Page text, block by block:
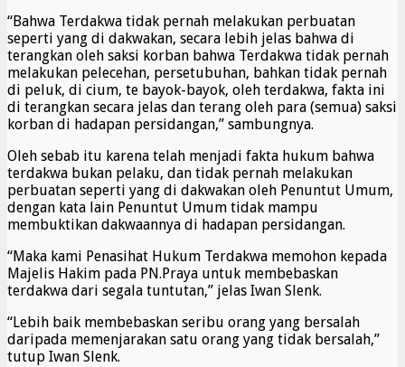
“Bahwa Terdakwa tidak pernah melakukan perbuatan
seperti yang di dakwakan, secara lebih jelas bahwa di
terangkan oleh saksi korban bahwa Terdakwa tidak pernah
melakukan pelecehan, persetubuhan, bahkan tidak pernah
di peluk, di cium, te bayok-bayok, oleh terdakwa, fakta ini
di terangkan secara jelas dan terang oleh para (semua) saksi
korban di hadapan persidangan,” sambungnya.
Oleh sebab itu karena telah menjadi fakta hukum bahwa
terdakwa bukan pelaku, dan tidak pernah melakukan
perbuatan seperti yang di dakwakan oleh Penuntut Umum,
dengan kata lain Penuntut Umum tidak mampu
membuktikan dakwaannya di hadapan persidangan.
“Maka kami Penasihat Hukum Terdakwa memohon kepada
Majelis Hakim pada PN.Praya untuk membebaskan
terdakwa dari segala tuntutan,” jelas Iwan Slenk.
“Lebih baik membebaskan seribu orang yang bersalah
daripada memenjarakan satu orang yang tidak bersalah,”
tutup Iwan Slenk.